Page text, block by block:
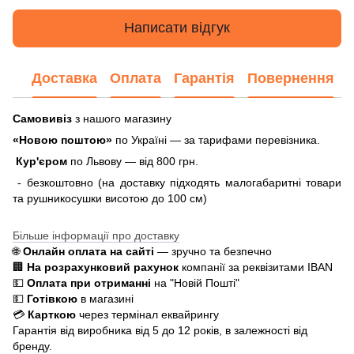
Написати відгук
Доставка Оплата Гарантія Повернення
Самовивіз з нашого магазину
«Новою поштою» по Україні — за тарифами перевізника.
Кур'єром по Львову — від 800 грн.
- безкоштовно (на доставку підходять малогабаритні товари
та рушникосушки висотою до 100 см)
Більше інформації про доставку
🌐Онлайн оплата на сайті — зручно та безпечно
🏢 На розрахунковий рахунок компанії за реквізитами IBAN
💵 Оплата при отриманні на "Новій Пошті"
💵 Готівкою в магазині
💳 Карткою через термінал еквайрингу
Гарантія від виробника від 5 до 12 років, в залежності від
бренду.